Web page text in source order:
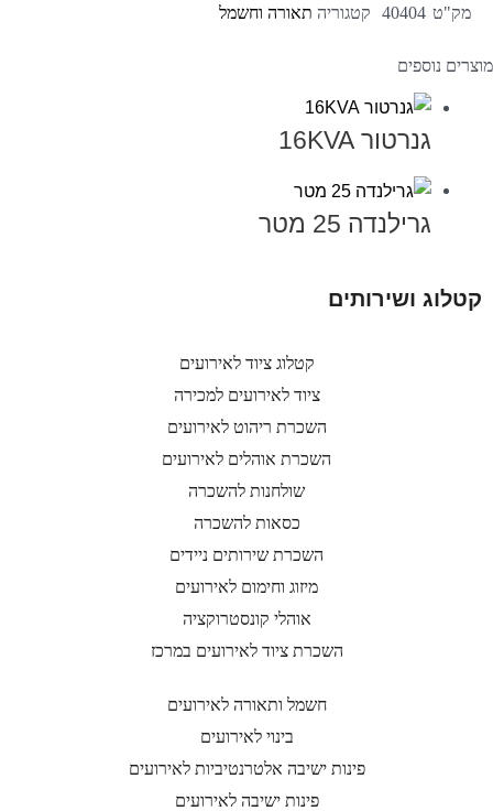
מק"ט 40404 קטגוריה תאורה וחשמל
מוצרים נוספים
גנרטור 16KVA
גרילנדה 25 מטר
קטלוג ושירותים
קטלוג ציוד לאירועים
ציוד לאירועים למכירה
השכרת ריהוט לאירועים
השכרת אוהלים לאירועים
שולחנות להשכרה
כסאות להשכרה
השכרת שירותים ניידים
מיזוג וחימום לאירועים
אוהלי קונסטרוקציה
השכרת ציוד לאירועים במרכז
חשמל ותאורה לאירועים
בינוי לאירועים
פינות ישיבה אלטרנטיביות לאירועים
פינות ישיבה לאירועים